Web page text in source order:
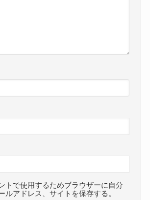
トで使用するためブラウザーに自分
ルアドレス、サイトを保存する。